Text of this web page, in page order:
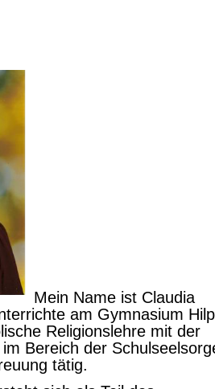
Mein Name ist Claudia
am Gymnasium
Religionslehre mit der
Bereich der
tätig.